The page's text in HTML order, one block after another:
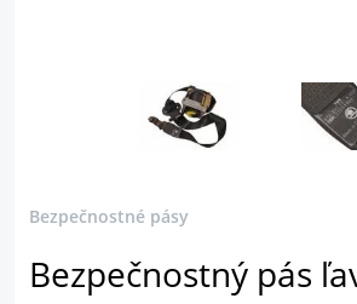
Bezpečnostné pásy
Bezpečnostný pás